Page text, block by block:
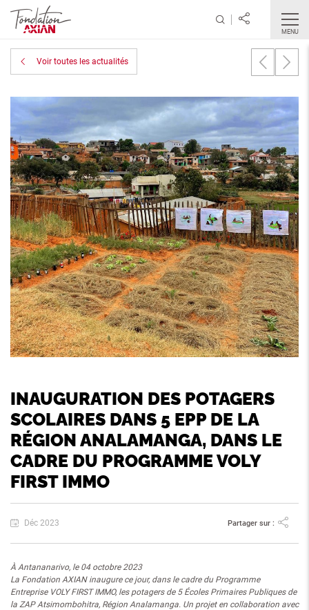
MENU
Voir toutes les actualités
INAUGURATION DES POTAGERS
SCOLAIRES DANS 5 EPP DE LA
RÉGION ANALAMANGA, DANS LE
CADRE DU PROGRAMME VOLY
FIRST IMMO
Déc 2023 Partager sur :
À Antananarivo, le 04 octobre 2023
La Fondation AXIAN inaugure ce jour, dans le cadre du Programme
Entreprise VOLY FIRST IMMO, les potagers de 5 Écoles Primaires Publiques de
la ZAP Atsimombohitra, Région Analamanga. Un projet en collaboration avec